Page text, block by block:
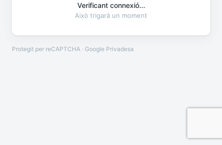
Verificant connexió...
Això trigarà un moment
Protegit per reCAPTCHA · Google Privadesa